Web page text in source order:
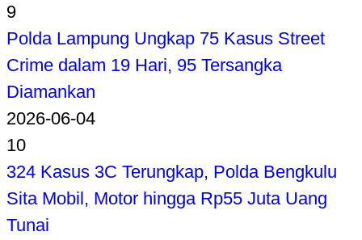
9
Polda Lampung Ungkap 75 Kasus Street
Crime dalam 19 Hari, 95 Tersangka
Diamankan
2026-06-04
10
324 Kasus 3C Terungkap, Polda Bengkulu
Sita Mobil, Motor hingga Rp55 Juta Uang
Tunai